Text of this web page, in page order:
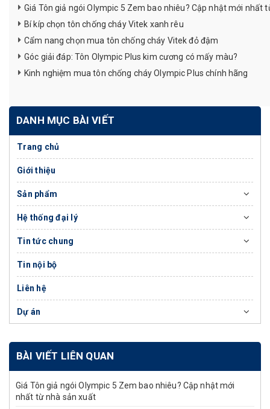
Giá Tôn giả ngói Olympic 5 Zem bao nhiêu? Cập nhật mới nhất
Bí kíp chọn tôn chống cháy Vitek xanh rêu
Cẩm nang chọn mua tôn chống cháy Vitek đỏ đậm
Góc giải đáp: Tôn Olympic Plus kim cương có mấy màu?
Kinh nghiệm mua tôn chống cháy Olympic Plus chính hãng
DANH MỤC BÀI VIẾT
Trang chủ
Giới thiệu
Sản phẩm
Hệ thống đại lý
Tin tức chung
Tin nội bộ
Liên hệ
Dự án
BÀI VIẾT LIÊN QUAN
Giá Tôn giả ngói Olympic 5 Zem bao nhiêu? Cập nhật mới
nhất từ nhà sản xuất